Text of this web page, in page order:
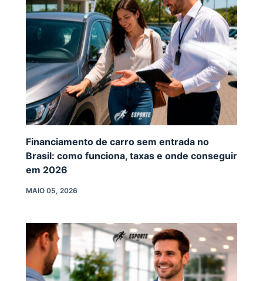
Financiamento de carro sem entrada no
Brasil: como funciona, taxas e onde conseguir
em 2026
MAIO 05, 2026